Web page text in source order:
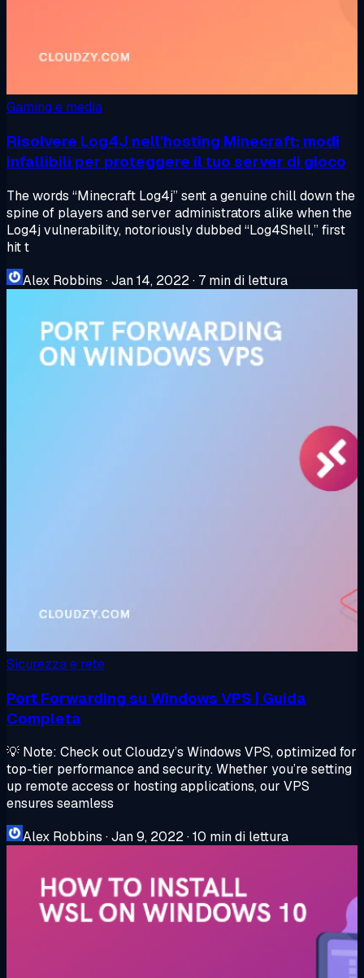
Gaming e media
Risolvere Log4J nell'hosting Minecraft: modi
infallibili per proteggere il tuo server di gioco
The words “Minecraft Log4j” sent a genuine chill down the
spine of players and server administrators alike when the
Log4j vulnerability, notoriously dubbed “Log4Shell,” first
hit t
Alex Robbins ·Jan 14, 2022· 7 min di lettura
Sicurezza e rete
Port Forwarding su Windows VPS | Guida
Completa
💡 Note: Check out Cloudzy’s Windows VPS, optimized for
top-tier performance and security. Whether you’re setting
up remote access or hosting applications, our VPS
ensures seamless
Alex Robbins ·Jan 9, 2022·10 min di lettura